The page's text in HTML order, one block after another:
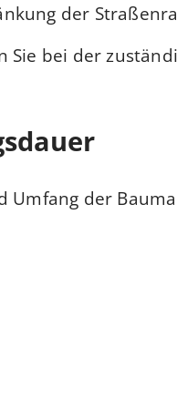
der
bei der
Umfang der